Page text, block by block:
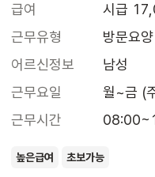
급여
시급
근무유형
방문요양
어르신정보
남성
근무요일
월~금 (
근무시간
높은급여 초보가능